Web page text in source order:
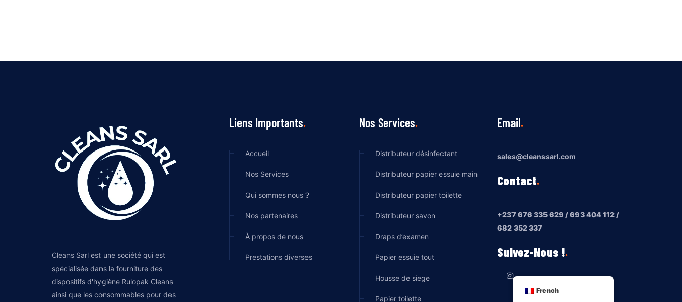
Cleans Sarl est une société qui est
spécialisée dans la fourniture des
dispositifs d'hygiène Rulopak Cleans
ainsi que les consommables pour des
Liens Importants
Accueil
Nos Services
Qui sommes nous ?
Nos partenaires
À propos de nous
Prestations diverses
Nos Services
Distributeur désinfectant
Distributeur papier essuie main
Distributeur papier toilette
Distributeur savon
Draps d’examen
Papier essuie tout
Housse de siege
Papier toilette
Email
sales@cleanssarl.com
Contact
+237 676 335 629 / 693 404 112 /
682 352 337
Suivez-Nous !
French